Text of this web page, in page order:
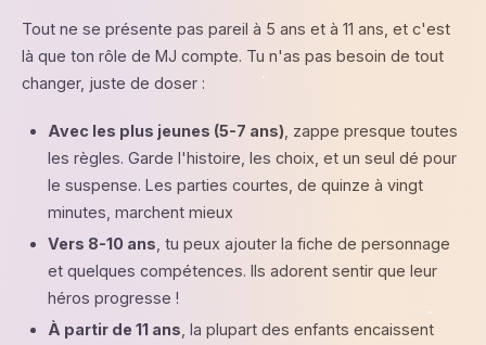
Tout ne se présente pas pareil à 5 ans et à 11 ans, et c'est
là que ton rôle de MJ compte. Tu n'as pas besoin de tout
changer, juste de doser :
Avec les plus jeunes (5-7 ans) , zappe presque toutes
les règles. Garde l'histoire, les choix, et un seul dé pour
le suspense. Les parties courtes, de quinze à vingt
minutes, marchent mieux
Vers 8-10 ans , tu peux ajouter la fiche de personnage
et quelques compétences. Ils adorent sentir que leur
héros progresse !
À partir de 11 ans , la plupart des enfants encaissent